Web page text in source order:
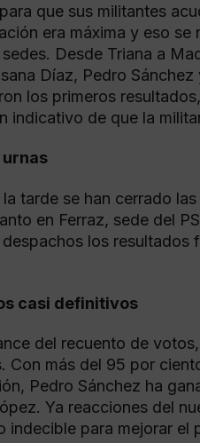
que sus militantes
era máxima y eso
Desde Triana a
Díaz, Pedro
los primeros
indicativo de que la
tarde se han cerrado
en Ferraz, sede del
los resultados
casi definitivos
del recuento de
Con más del 95 por
Pedro Sánchez ha
Ya reacciones del
indecible para mejorar